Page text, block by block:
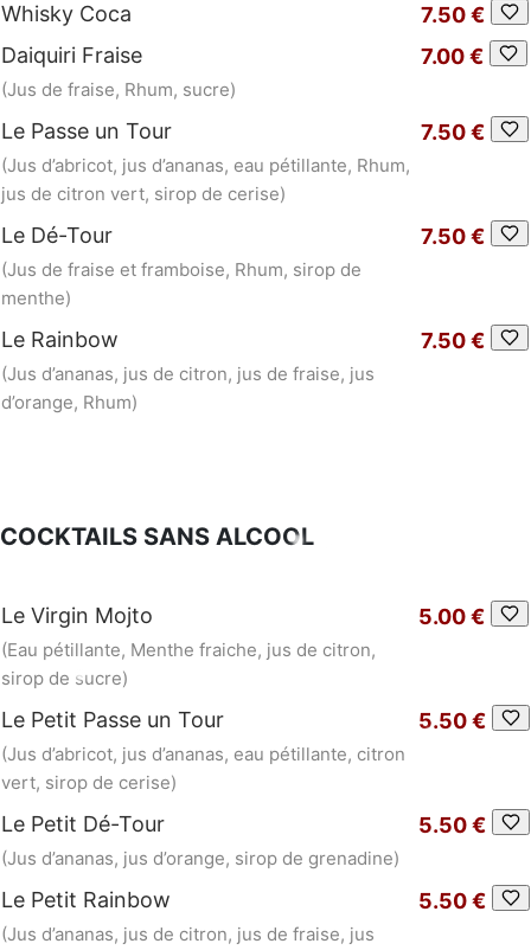
Whisky Coca
7.50 €
Daiquiri Fraise
(Jus de fraise, Rhum, sucre)
7.00 €
Le Passe un Tour
(Jus d’abricot, jus d’ananas, eau pétillante, Rhum,
jus de citron vert, sirop de cerise)
7.50 €
Le Dé-Tour
(Jus de fraise et framboise, Rhum, sirop de
menthe)
7.50 €
Le Rainbow
(Jus d’ananas, jus de citron, jus de fraise, jus
d’orange, Rhum)
7.50 €
COCKTAILS SANS ALCOOL
Le Virgin Mojto
(Eau pétillante, Menthe fraiche, jus de citron,
sirop de sucre)
5.00 €
Le Petit Passe un Tour
(Jus d’abricot, jus d’ananas, eau pétillante, citron
vert, sirop de cerise)
5.50 €
Le Petit Dé-Tour
(Jus d’ananas, jus d’orange, sirop de grenadine)
5.50 €
Le Petit Rainbow
(Jus d’ananas, jus de citron, jus de fraise, jus
5.50 €